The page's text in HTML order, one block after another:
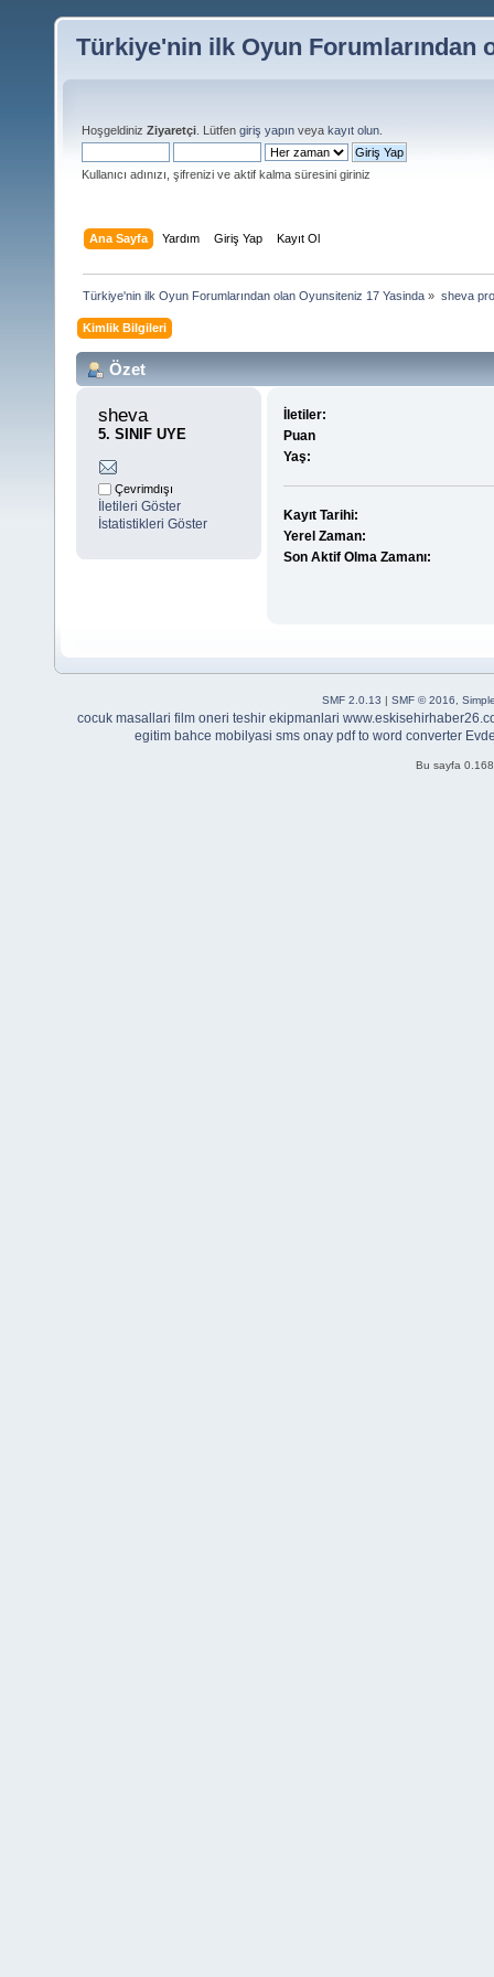
Türkiye'nin ilk Oyun Forumlarından
Hoşgeldiniz Ziyaretçi . Lütfen giriş yapın veya kayıt olun
Kullanıcı adınızı, şifrenizi ve aktif kalma süresini giriniz
Ana Sayfa Yardım Giriş Yap Kayıt Ol
Türkiye'nin ilk Oyun Forumlarından olan Oyunsiteniz 17 Yasinda » sheva
Kimlik Bilgileri
Özet
sheva
5. SINIF UYE
Çevrimdışı
İletileri Göster
İstatistikleri Göster
İletiler:
Puan
Yaş:
Kayıt Tarihi:
Yerel Zaman:
Son Aktif Olma Zamanı:
SMF 2.0.13 | SMF © 2016,
cocuk masallari film oneri teshir ekipmanlari
egitim bahce mobilyasi sms onay pdf to word converter
Bu sayfa